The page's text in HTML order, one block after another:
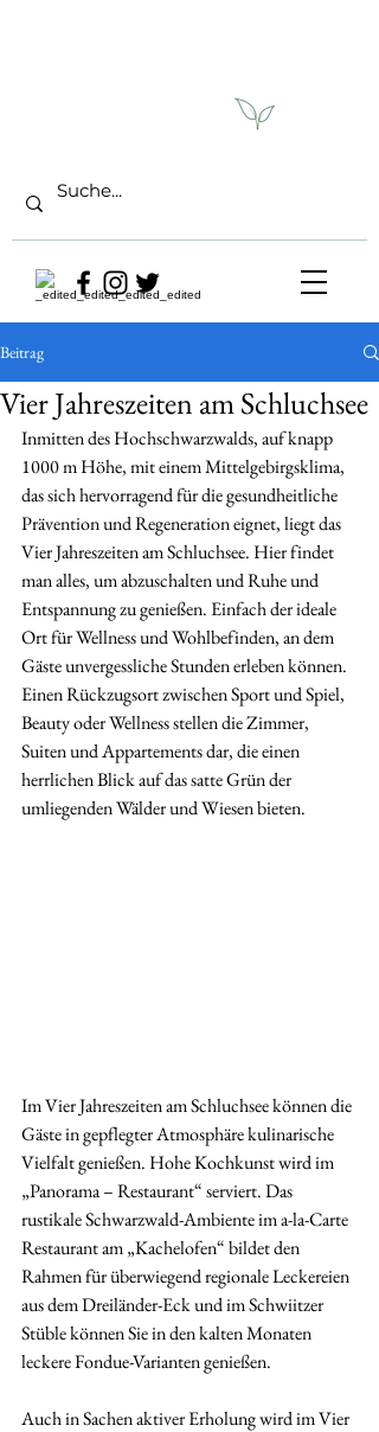
Beitrag
Vier Jahreszeiten am Schluchsee
Inmitten des Hochschwarzwalds, auf knapp
1000 m Höhe, mit einem Mittelgebirgsklima,
das sich hervorragend für die gesundheitliche
Prävention und Regeneration eignet, liegt das
Vier Jahreszeiten am Schluchsee. Hier findet
man alles, um abzuschalten und Ruhe und
Entspannung zu genießen. Einfach der ideale
Ort für Wellness und Wohlbefinden, an dem
Gäste unvergessliche Stunden erleben können.
Einen Rückzugsort zwischen Sport und Spiel,
Beauty oder Wellness stellen die Zimmer,
Suiten und Appartements dar, die einen
herrlichen Blick auf das satte Grün der
umliegenden Wälder und Wiesen bieten.
Im Vier Jahreszeiten am Schluchsee können die
Gäste in gepflegter Atmosphäre kulinarische
Vielfalt genießen. Hohe Kochkunst wird im
„Panorama – Restaurant“ serviert. Das
rustikale Schwarzwald-Ambiente im a-la-Carte
Restaurant am „Kachelofen“ bildet den
Rahmen für überwiegend regionale Leckereien
aus dem Dreiländer-Eck und im Schwiitzer
Stüble können Sie in den kalten Monaten
leckere Fondue-Varianten genießen.
Auch in Sachen aktiver Erholung wird im Vier